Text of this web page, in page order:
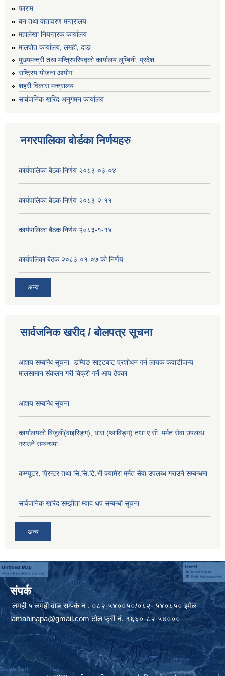
फाराम
बन तथा वातावरण मन्त्रालय
महालेखा नियन्त्रक कार्यालय
मालपोत कार्यालय, लमही, दाङ
मुख्यमन्त्री तथा मन्त्रिपरिषद्को कार्यालय,लुम्बिनी, प्रदेश
राष्ट्रिय योजना आयोग
शहरी विकास मन्त्रालय
सार्बजनिक खरिद अनुगमन कार्यालय
नगरपालिका बोर्डका निर्णयहरु
कार्यपालिका बैठक निर्णय २०८३-०३-०४
कार्यपालिका बैठक निर्णय २०८३-२-११
कार्यपालिका बैठक निर्णय २०८३-१-१४
कार्यपलिका बैठक २०८३-०१-०७ को निर्णय
अन्य
सार्वजनिक खरीद / बोलपत्र सूचना
आशय सम्बन्धि सूचना- डम्पिङ साइटबाट प्रशोधन गर्न लायक कवाडीजन्य
मालसामान संकलन गरी बिक्री गर्ने आय ठेक्का
आशय सम्बन्धि सूचना
कार्यालयको बिजुली(वाइरिङ्ग), धारा (प्लाविङ्ग) तथा ए.सी. मर्मत सेवा उपलब्ध
गराउने सम्बन्धमा
कम्प्यूटर, प्रिन्टर तथा सि.सि.टि.भी क्यामेरा मर्मत सेवा उपलब्ध गराउने सम्बन्धमा
सार्वजनिक खरिद सम्झौता म्याद थप सम्बन्धी सूचना
अन्य
संपर्क
लमही ५ लमही दाङ सम्पर्क न . ०८२-५४००५०/०८२- ५४०८५० इमेलः
lamahinapa@gmail.comटाेल फ्री नं. १६६०-८२-५४०००